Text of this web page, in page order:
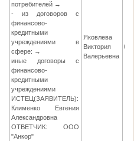
потребителей →
- из договоров с
финансово-
кредитными
учреждениями в
сфере: →
иные договоры с
финансово-
кредитными
учреждениями
ИСТЕЦ(ЗАЯВИТЕЛЬ):
Клименко Евгения
Александровна
ОТВЕТЧИК: ООО
"Анкор"
Яковлева
Виктория
Валерьевна